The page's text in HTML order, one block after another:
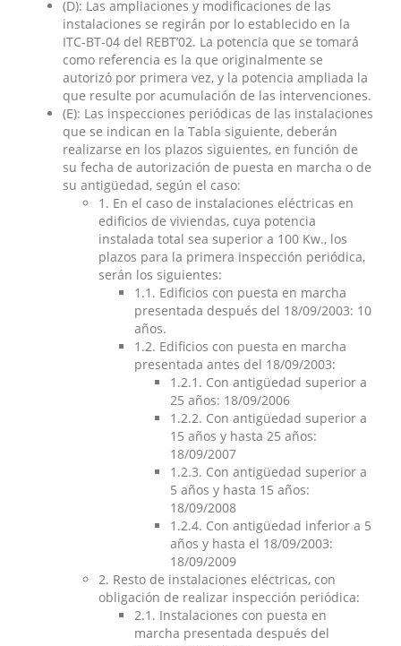
(D): Las ampliaciones y modificaciones de las
instalaciones se regirán por lo establecido en la
ITC-BT-04 del REBT’02. La potencia que se tomará
como referencia es la que originalmente se
autorizó por primera vez, y la potencia ampliada la
que resulte por acumulación de las intervenciones.
(E): Las inspecciones periódicas de las instalaciones
que se indican en la Tabla siguiente, deberán
realizarse en los plazos siguientes, en función de
su fecha de autorización de puesta en marcha o de
su antigüedad, según el caso:
1. En el caso de instalaciones eléctricas en
edificios de viviendas, cuya potencia
instalada total sea superior a 100 Kw., los
plazos para la primera inspección periódica,
serán los siguientes:
1.1. Edificios con puesta en marcha
presentada después del 18/09/2003: 10
años.
1.2. Edificios con puesta en marcha
presentada antes del 18/09/2003:
1.2.1. Con antigüedad superior a
25 años: 18/09/2006
1.2.2. Con antigüedad superior a
15 años y hasta 25 años:
18/09/2007
1.2.3. Con antigüedad superior a
5 años y hasta 15 años:
18/09/2008
1.2.4. Con antigüedad inferior a 5
años y hasta el 18/09/2003:
18/09/2009
2. Resto de instalaciones eléctricas, con
obligación de realizar inspección periódica:
2.1. Instalaciones con puesta en
marcha presentada después del